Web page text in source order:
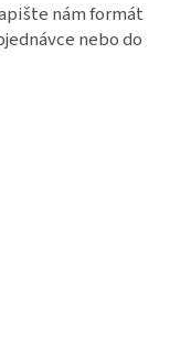
nám formát
nebo do